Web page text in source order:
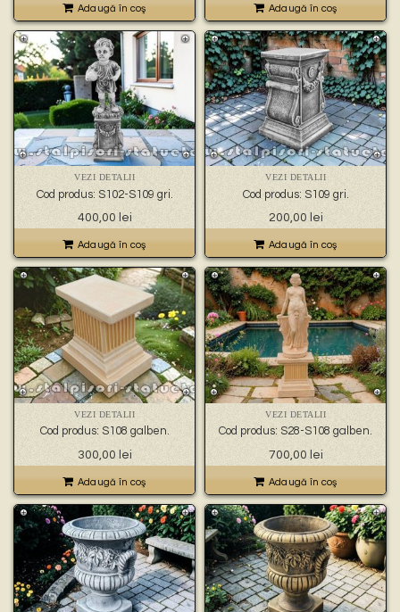
Adaugă în coş Adaugă în coş
VEZI DETALII
Cod produs: S102-S109 gri.
400,00 lei
Adaugă în coş
VEZI DETALII
Cod produs: S109 gri.
200,00 lei
Adaugă în coş
VEZI DETALII
Cod produs: S108 galben.
300,00 lei
Adaugă în coş
VEZI DETALII
Cod produs: S28-S108 galben.
700,00 lei
Adaugă în coş